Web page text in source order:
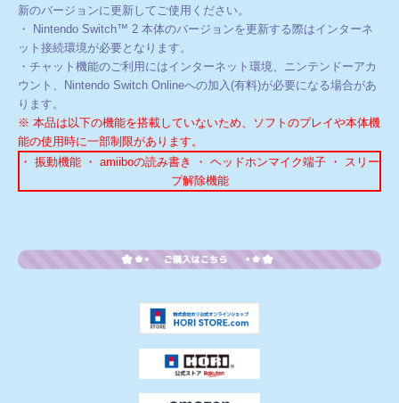
新のバージョンに更新してご使用ください。
・ Nintendo Switch™ 2 本体のバージョンを更新する際はインターネ
ット接続環境が必要となります。
・チャット機能のご利用にはインターネット環境、ニンテンドーアカ
ウント、Nintendo Switch Onlineへの加入(有料)が必要になる場合があ
ります。
※ 本品は以下の機能を搭載していないため、ソフトのプレイや本体機
能の使用時に一部制限があります。
・ 振動機能 ・ amiiboの読み書き ・ ヘッドホンマイク端子 ・ スリー
プ解除機能